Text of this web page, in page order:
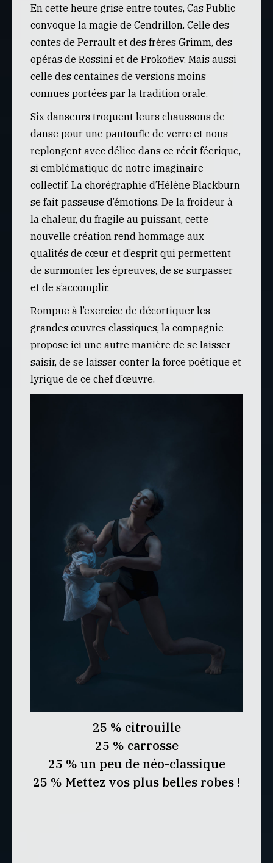
En cette heure grise entre toutes, Cas Public
convoque la magie de Cendrillon. Celle des
contes de Perrault et des frères Grimm, des
opéras de Rossini et de Prokofiev. Mais aussi
celle des centaines de versions moins
connues portées par la tradition orale.
Six danseurs troquent leurs chaussons de
danse pour une pantoufle de verre et nous
replongent avec délice dans ce récit féerique,
si emblématique de notre imaginaire
collectif. La chorégraphie d’Hélène Blackburn
se fait passeuse d’émotions. De la froideur à
la chaleur, du fragile au puissant, cette
nouvelle création rend hommage aux
qualités de cœur et d’esprit qui permettent
de surmonter les épreuves, de se surpasser
et de s’accomplir.
Rompue à l’exercice de décortiquer les
grandes œuvres classiques, la compagnie
propose ici une autre manière de se laisser
saisir, de se laisser conter la force poétique et
lyrique de ce chef d’œuvre.
25 % citrouille
25 % carrosse
25 % un peu de néo-classique
25 % Mettez vos plus belles robes !